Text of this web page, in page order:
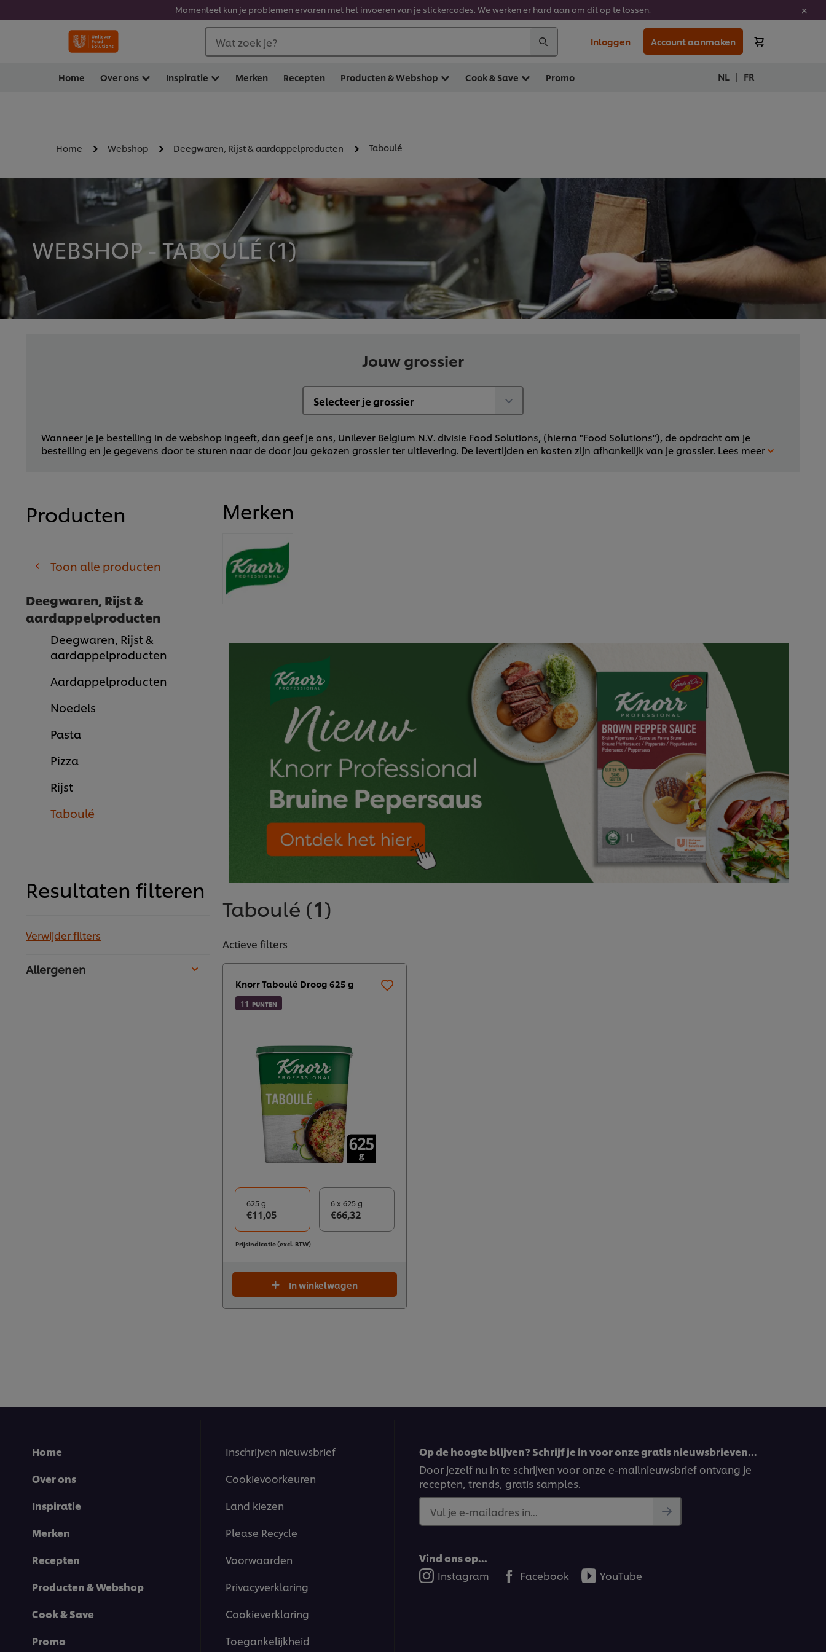
Momenteel kun je problemen ervaren met het invoeren van je stickercodes. We werken er hard aan om dit op te lossen.
Wat zoek je? Inloggen Account aanmaken
Home Over ons Inspiratie Merken Recepten Producten & Webshop Cook & Save Promo NL | FR
Home Webshop Deegwaren, Rijst & aardappelproducten Taboulé
WEBSHOP - TABOULÉ (1)
Jouw grossier
Wanneer je je bestelling in de webshop ingeeft, dan geef je ons, Unilever Belgium N.V. divisie Food Solutions, (hierna "Food Solutions"), de opdracht om je
bestelling en je gegevens door te sturen naar de door jou gekozen grossier ter uitlevering. De levertijden en kosten zijn afhankelijk van je grossier. Lees meer
Producten
Toon alle producten
Deegwaren, Rijst &
aardappelproducten
Deegwaren, Rijst &
aardappelproducten
Aardappelproducten
Noedels
Pasta
Pizza
Rijst
Taboulé
Resultaten filteren
Verwijder filters
Allergenen
Merken
Taboulé (1)
Actieve filters
Knorr Taboulé Droog 625 g
11 PUNTEN
625 g
€11,05
6 x 625 g
€66,32
Prijsindicatie (excl. BTW)
In winkelwagen
Home
Over ons
Inspiratie
Merken
Recepten
Producten & Webshop
Cook & Save
Promo
Inschrijven nieuwsbrief
Cookievoorkeuren
Land kiezen
Please Recycle
Voorwaarden
Privacyverklaring
Cookieverklaring
Toegankelijkheid
Op de hoogte blijven? Schrijf je in voor onze gratis nieuwsbrieven…
Door jezelf nu in te schrijven voor onze e-mailnieuwsbrief ontvang je
recepten, trends, gratis samples.
Vul je e-mailadres in...
Vind ons op...
Instagram
Facebook YouTube